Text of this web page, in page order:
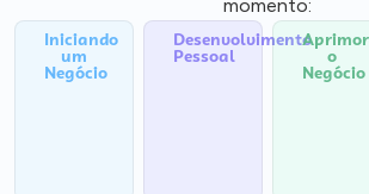
momento:
Iniciando
um
Negócio
Desenvolvimento
Pessoal o
Negócio